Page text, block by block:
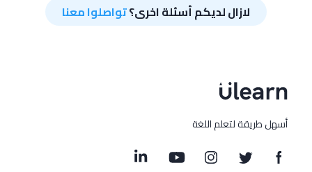
لازال لديكم أسئلة اخرى؟تواصلوا معنا
أسهل طريقة لتعلم اللغة